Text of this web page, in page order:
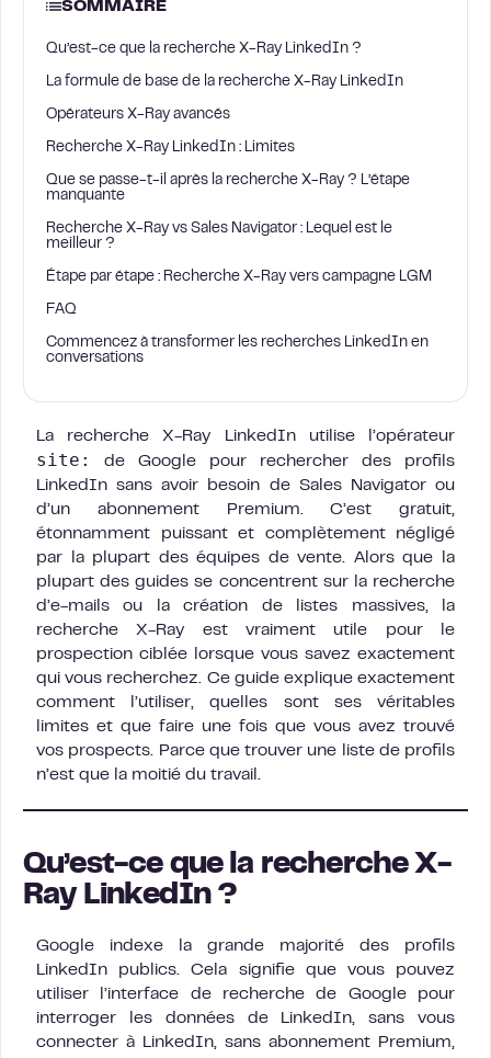
SOMMAIRE
Qu’est-ce que la recherche X-Ray LinkedIn ?
La formule de base de la recherche X-Ray LinkedIn
Opérateurs X-Ray avancés
Recherche X-Ray LinkedIn : Limites
Que se passe-t-il après la recherche X-Ray ? L’étape
manquante
Recherche X-Ray vs Sales Navigator : Lequel est le
meilleur ?
Étape par étape : Recherche X-Ray vers campagne LGM
FAQ
Commencez à transformer les recherches LinkedIn en
conversations
La recherche X-Ray LinkedIn utilise l’opérateur
site:
de Google pour rechercher des profils
LinkedIn sans avoir besoin de Sales Navigator ou
d’un abonnement Premium. C’est gratuit,
étonnamment puissant et complètement négligé
par la plupart des équipes de vente. Alors que la
plupart des guides se concentrent sur la recherche
d’e-mails ou la création de listes massives, la
recherche X-Ray est vraiment utile pour le
prospection ciblée lorsque vous savez exactement
qui vous recherchez. Ce guide explique exactement
comment l’utiliser, quelles sont ses véritables
limites et que faire une fois que vous avez trouvé
vos prospects. Parce que trouver une liste de profils
n’est que la moitié du travail.
Qu’est-ce que la recherche X-
Ray LinkedIn ?
Google indexe la grande majorité des profils
LinkedIn publics. Cela signifie que vous pouvez
utiliser l’interface de recherche de Google pour
interroger les données de LinkedIn, sans vous
connecter à LinkedIn, sans abonnement Premium,